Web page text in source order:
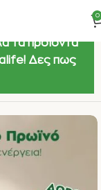
0
τα προϊόντα
Δες πως